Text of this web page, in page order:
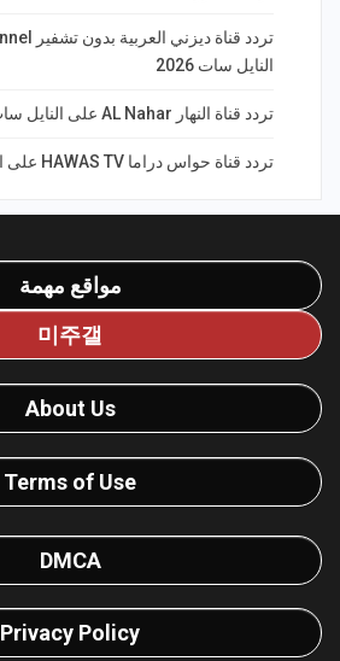
النايل سات 2026
تردد قناة النهار AL Nahar على النايل سات 2026
تردد قناة حواس دراما HAWAS TV على النايل سات 2026
مواقع مهمة
미주갤
About Us
Terms of Use
DMCA
Privacy Policy